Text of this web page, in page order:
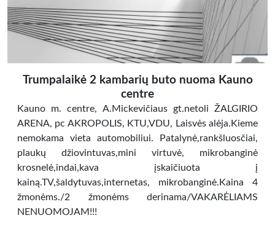
Trumpalaikė 2 kambarių buto nuoma Kauno
centre
Kauno m. centre, A.Mickevičiaus gt.netoli ŽALGIRIO
ARENA, pc AKROPOLIS, KTU,VDU, Laisvės alėja.Kieme
nemokama vieta automobiliui. Patalynė,rankšluosčiai,
plaukų džiovintuvas,mini virtuvė, mikrobanginė
krosnelė,indai,kava įskaičiuota į
kainą.TV,šaldytuvas,internetas, mikrobanginė.Kaina 4
žmonėms./2 žmonėms derinama/VAKARĖLIAMS
NENUOMOJAM!!!